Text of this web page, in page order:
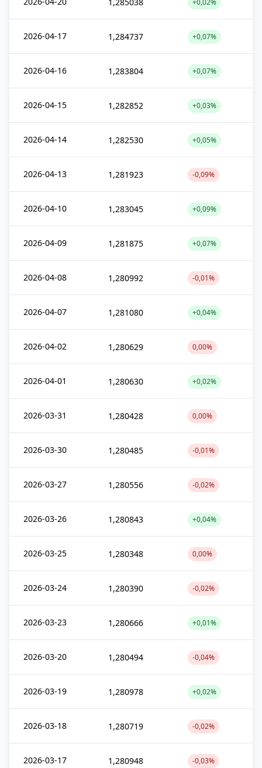
+0,02%
2026-04-17 1,284737 +0,07%
2026-04-16 1,283804 +0,07%
2026-04-15 1,282852 +0,03%
2026-04-14 1,282530 +0,05%
2026-04-13 1,281923 -0,09%
2026-04-10 1,283045 +0,09%
2026-04-09 1,281875 +0,07%
2026-04-08 1,280992 -0,01%
2026-04-07 1,281080 +0,04%
2026-04-02 1,280629 0,00%
2026-04-01 1,280630 +0,02%
2026-03-31 1,280428 0,00%
2026-03-30 1,280485 -0,01%
2026-03-27 1,280556 -0,02%
2026-03-26 1,280843 +0,04%
2026-03-25 1,280348 0,00%
2026-03-24 1,280390 -0,02%
2026-03-23 1,280666 +0,01%
2026-03-20 1,280494 -0,04%
2026-03-19 1,280978 +0,02%
2026-03-18 1,280719 -0,02%
2026-03-17 1,280948 -0,03%